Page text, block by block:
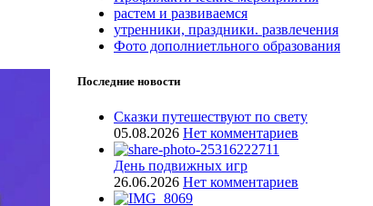
растем и развиваемся
утренники, праздники. развлечения
Фото дополниетльного образования
Последние новости
Сказки путешествуют по свету
05.08.2026 Нет комментариев
День подвижных игр
26.06.2026 Нет комментариев